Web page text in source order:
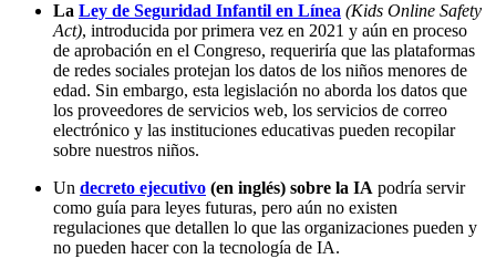
La Ley de Seguridad Infantil en Línea (Kids Online Safety
Act), introducida por primera vez en 2021 y aún en proceso
de aprobación en el Congreso, requeriría que las plataformas
de redes sociales protejan los datos de los niños menores de
edad. Sin embargo, esta legislación no aborda los datos que
los proveedores de servicios web, los servicios de correo
electrónico y las instituciones educativas pueden recopilar
sobre nuestros niños.
Un decreto ejecutivo (en inglés) sobre la IA podría servir
como guía para leyes futuras, pero aún no existen
regulaciones que detallen lo que las organizaciones pueden y
no pueden hacer con la tecnología de IA.